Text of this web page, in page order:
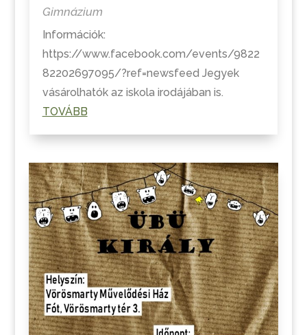
Gimnázium
Információk:
https://www.facebook.com/events/9822
82202697095/?ref=newsfeed Jegyek
vásárolhatók az iskola irodájában is.
TOVÁBB